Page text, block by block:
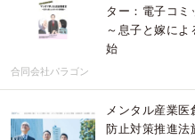
ター：電子コ
～息子と嫁によ
始
合同会社パラゴン
メンタル産業
防止対策推進法